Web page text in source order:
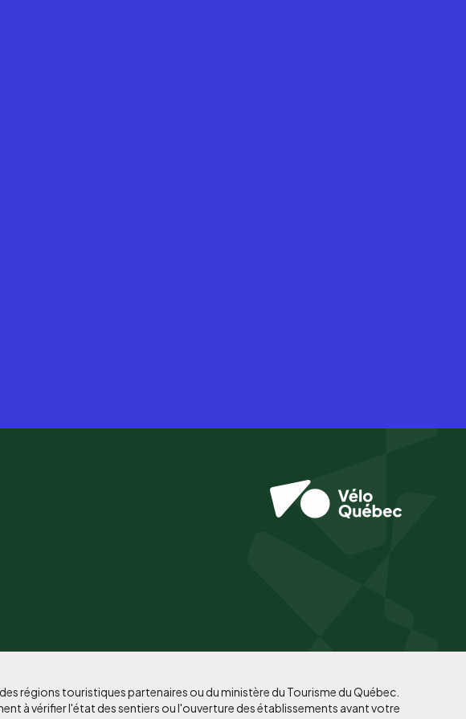
régions touristiques partenaires ou du ministère du Tourisme du Québec.
à vérifier l'état des sentiers ou l'ouverture des établissements avant votre